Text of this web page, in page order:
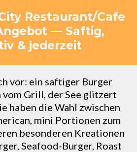
Restaurant/Cafe
— Saftig,
& jederzeit
vor: ein saftiger Burger
Grill, der See glitzert
haben die Wahl zwischen
mini Portionen zum
besonderen Kreationen
Seafood-Burger, Roast